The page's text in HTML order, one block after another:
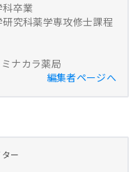
卒業
究科薬学専攻修士課程
ナカラ薬局
編集者ページへ
ター